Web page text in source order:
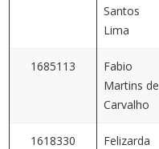
Santos
Lima
1685113
Fabio
Martins de
Carvalho
1618330
Felizarda